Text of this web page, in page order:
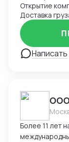
Открытие
Доставка
Написать
Более 11 лет